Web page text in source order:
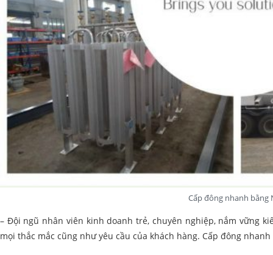
Cấp đông nhanh bằng
– Đội ngũ nhân viên kinh doanh trẻ, chuyên nghiệp, nắm vững
mọi thắc mắc cũng như yêu cầu của khách hàng. Cấp đông